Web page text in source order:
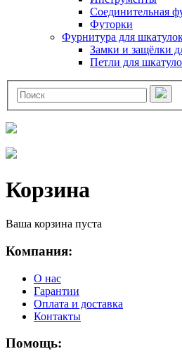
Соединительная
Футорки
Фурнитура для
Замки и защёлки
Петли для
Корзина
Ваша корзина пуста
Компания:
О нас
Гарантии
Оплата и доставка
Контакты
Помощь: